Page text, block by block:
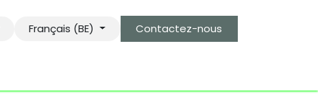
Français (BE) Contactez-nous